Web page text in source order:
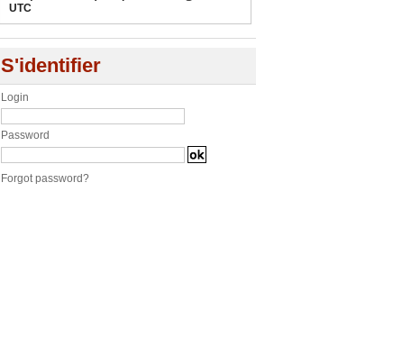
UTC
S'identifier
Login
Password
Forgot password?